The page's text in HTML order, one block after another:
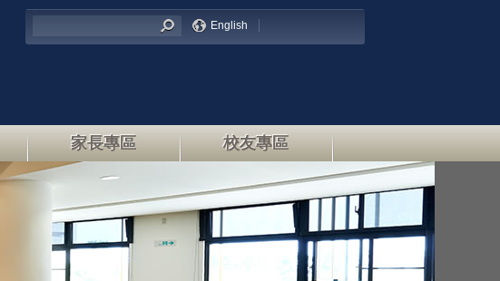
English
家長專區 校友專區